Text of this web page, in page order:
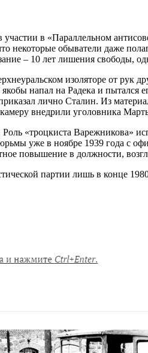
в «Параллельном
некоторые обыватели даже
– 10 лет лишения свободы,
изоляторе от рук
напал на Радека и пытался
лично Сталин. Из
внедрили уголовника
Роль «троцкиста
уже в ноябре 1939 года с
повышение в должности,
партии лишь в конце